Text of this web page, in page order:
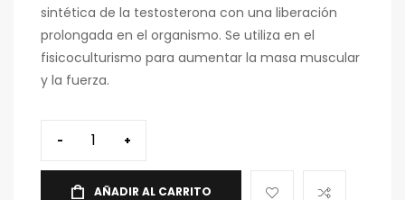
sintética de la testosterona con una liberación
prolongada en el organismo. Se utiliza en el
fisicoculturismo para aumentar la masa muscular
y la fuerza.
- +
AÑADIR AL CARRITO